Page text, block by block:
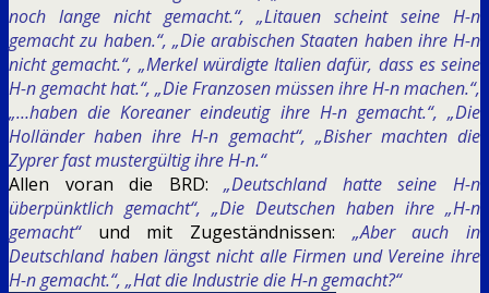
noch lange nicht gemacht.“, „Litauen scheint seine H-n
gemacht zu haben.“, „Die arabischen Staaten haben ihre H-n
nicht gemacht.“, „Merkel würdigte Italien dafür, dass es seine
H-n gemacht hat.“, „Die Franzosen müssen ihre H-n machen.“,
„…haben die Koreaner eindeutig ihre H-n gemacht.“, „Die
Holländer haben ihre H-n gemacht“, „Bisher machten die
Zyprer fast mustergültig ihre H-n.“
Allen voran die BRD: „Deutschland hatte seine H-n
überpünktlich gemacht“, „Die Deutschen haben ihre „H-n
gemacht“und mit Zugeständnissen: „Aber auch in
Deutschland haben längst nicht alle Firmen und Vereine ihre
H-n gemacht.“, „Hat die Industrie die H-n gemacht?“